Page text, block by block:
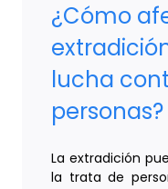
¿Cómo
lucha
personas?
La extradición
la trata de